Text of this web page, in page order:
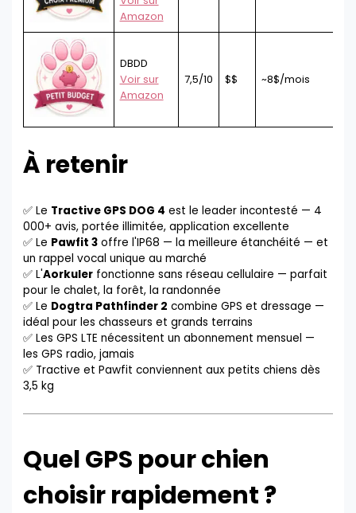
Amazon
DBDD
Voir sur
Amazon
7,5/10 $$ ~8$/mois
À retenir
✅ Le Tractive GPS DOG 4 est le leader incontesté — 4
000+ avis, portée illimitée, application excellente
✅ Le Pawfit 3 offre l'IP68 — la meilleure étanchéité — et
un rappel vocal unique au marché
✅ L'Aorkuler fonctionne sans réseau cellulaire — parfait
pour le chalet, la forêt, la randonnée
✅ Le Dogtra Pathfinder 2 combine GPS et dressage —
idéal pour les chasseurs et grands terrains
✅ Les GPS LTE nécessitent un abonnement mensuel —
les GPS radio, jamais
✅ Tractive et Pawfit conviennent aux petits chiens dès
3,5 kg
Quel GPS pour chien
choisir rapidement ?